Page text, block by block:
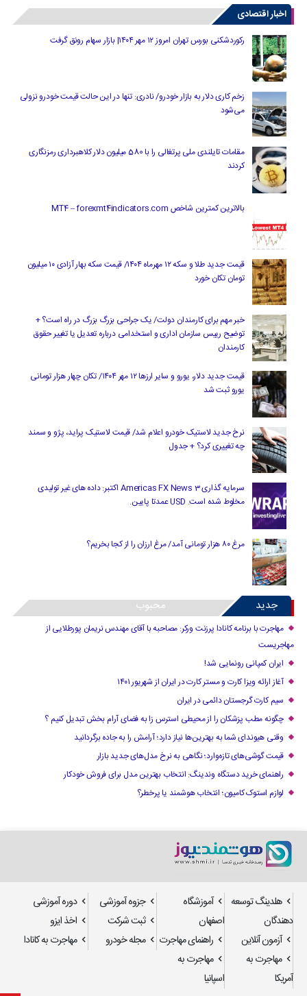
اخبار اقتصادی
رکوردشکنی بورس تهران امروز ۱۲ مهر ۱۴۰۴| بازار سهام رونق گرفت
زخم کاری دلار به بازار خودرو/ نادری: تنها در این حالت قیمت خودرو نزولی
می‌شود
مقامات تایلندی ملی پرتغالی را با 580 میلیون دلار کلاهبرداری رمزنگاری
کردند
بالاترین کمترین شاخص MT4 – forexmt4indicators.com
قیمت جدید طلا و سکه ۱۲ مهرماه ۱۴۰۴/ قیمت سکه بهار آزادی ۱۰ میلیون
تومان تکان خورد
خبر مهم برای کارمندان دولت/ یک جراحی بزرگ بزرگ در راه است؟ +
توضیح رییس سازمان اداری و استخدامی درباره تعدیل یا تغییر حقوق
کارمندان
قیمت جدید دلار، یورو و سایر ارزها ۱۲ مهر ۱۴۰۴/ تکان چهار هزار تومانی
یورو ثبت شد
نرخ جدید لاستیک خودرو اعلام شد/ قیمت لاستیک پراید، پژو و سمند
چه تغییری کرد؟ + جدول
سرمایه گذاری Americas FX News 3 اکتبر: داده های غیر تولیدی
مخلوط شده است. USD عمدتا پایین.
مرغ ۸۰ هزار تومانی آمد/ مرغ ارزان را از کجا بخریم؟
جدید محبوب
مهاجرت با برنامه کانادا پرزنت ورکر: مصاحبه با آقای مهندس نریمان پورطلایی از
مهاجریست
ایران کمپانی رونمایی شد!
آغاز ارائه ویزا کارت و مستر کارت در ایران از شهریور ۱۴۰۱
سیم کارت گرجستان دائمی در ایران
چگونه مطب پزشکان را از محیطی استرس زا به فضای آرام بخش تبدیل کنیم ؟
وقتی هیوندای شما به بهترین‌ها نیاز دارد؛ آرامش را به جاده برگردانید
قیمت گوشی‌های تازه‌وارد؛ نگاهی به نرخ مدل‌های جدید بازار
راهنمای خرید دستگاه وندینگ: انتخاب بهترین مدل برای فروش خودکار
لوازم استوک کامیون؛ انتخاب هوشمند یا پرخطر؟
هلدینگ توسعه
دهندگان
آموزشگاه
اصفهان
جزوه آموزشی
دوره آموزشی
ثبت شرکت
اخذ ایزو
آزمون آنلاین
راهنمای مهاجرت مجله خودرو
مهاجرت به کانادا
مهاجرت به
آمریکا
مهاجرت به
اسپانیا